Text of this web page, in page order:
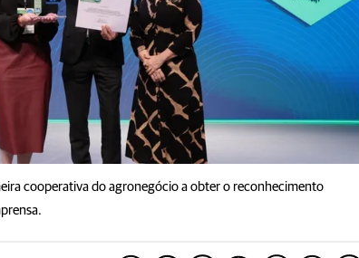
cooperativa do agronegócio a obter o reconhecimento